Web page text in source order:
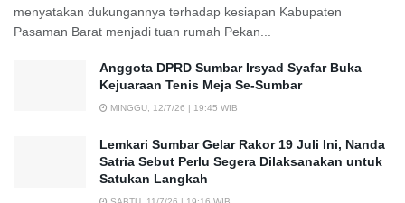
menyatakan dukungannya terhadap kesiapan Kabupaten
Pasaman Barat menjadi tuan rumah Pekan...
Anggota DPRD Sumbar Irsyad Syafar Buka
Kejuaraan Tenis Meja Se-Sumbar
MINGGU, 12/7/26 | 19:45 WIB
Lemkari Sumbar Gelar Rakor 19 Juli Ini, Nanda
Satria Sebut Perlu Segera Dilaksanakan untuk
Satukan Langkah